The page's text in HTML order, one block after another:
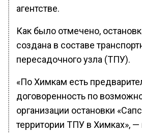
агентстве.
Как было отмечено,
создана в составе
пересадочного узла (ТПУ).
«По Химкам есть
договоренность по
организации остановки
территории ТПУ в Химках», —